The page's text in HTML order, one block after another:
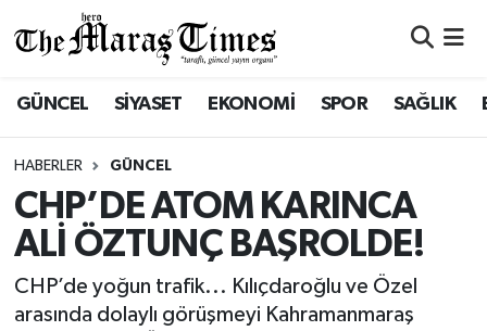
GÜNCEL SİYASET EKONOMİ SPOR SAĞLIK
HABERLER GÜNCEL
CHP’DE ATOM KARINCA
ALİ ÖZTUNÇ BAŞROLDE!
CHP’de yoğun trafik... Kılıçdaroğlu ve Özel
arasında dolaylı görüşmeyi Kahramanmaraş
BÜYÜKŞEHİR
DULKADİROĞLU
İŞ DÜNYASI
KÜLTÜR&SANAT
BÜYÜKŞEHİR
DULKADİROĞLU
EĞİTİM
EKONOMİ
Hava Durumu
Namaz Vakitleri
Trafik Durumu
Süper Lig Puan Durumu ve Fikstür